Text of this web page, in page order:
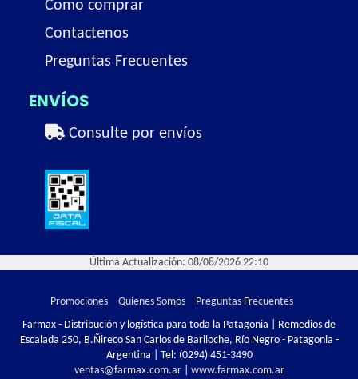
Como comprar
Contactenos
Preguntas Frecuentes
ENVÍOS
Consulte por envíos
Última Actualización: 08/08/2026 22:10
Promociones Quienes Somos
Preguntas Frecuentes
Farmax - Distribución y logística para toda la Patagonia | Remedios de
Escalada 250, B.Ñireco San Carlos de Bariloche, Río Negro - Patagonia -
Argentina | Tel: (0294) 451-3490
ventas@farmax.com.ar| www.farmax.com.ar